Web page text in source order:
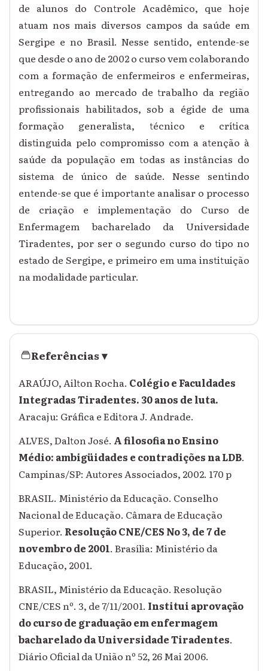
de alunos do Controle Acadêmico, que hoje
atuam nos mais diversos campos da saúde em
Sergipe e no Brasil. Nesse sentido, entende-se
que desde o ano de 2002 o curso vem colaborando
com a formação de enfermeiros e enfermeiras,
entregando ao mercado de trabalho da região
profissionais habilitados, sob a égide de uma
formação generalista, técnico e crítica
distinguida pelo compromisso com a atenção à
saúde da população em todas as instâncias do
sistema de único de saúde. Nesse sentindo
entende-se que é importante analisar o processo
de criação e implementação do Curso de
Enfermagem bacharelado da Universidade
Tiradentes, por ser o segundo curso do tipo no
estado de Sergipe, e primeiro em uma instituição
na modalidade particular.
Referências▾
ARAÚJO, Ailton Rocha. Colégio e Faculdades
Integradas Tiradentes. 30 anos de luta.
Aracaju: Gráfica e Editora J. Andrade.
ALVES, Dalton José. A filosofia no Ensino
Médio: ambigüidades e contradições na LDB.
Campinas/SP: Autores Associados, 2002. 170 p
BRASIL. Ministério da Educação. Conselho
Nacional de Educação. Câmara de Educação
Superior. Resolução CNE/CES No 3, de 7 de
novembro de 2001. Brasília: Ministério da
Educação, 2001.
BRASIL, Ministério da Educação. Resolução
CNE/CES nº. 3, de 7/11/2001. Institui aprovação
do curso de graduação em enfermagem
bacharelado da Universidade Tiradentes.
Diário Oficial da União nº 52, 26 Mai 2006.